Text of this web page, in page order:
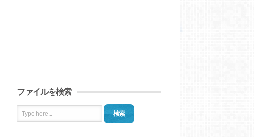
ファイルを検索
検索